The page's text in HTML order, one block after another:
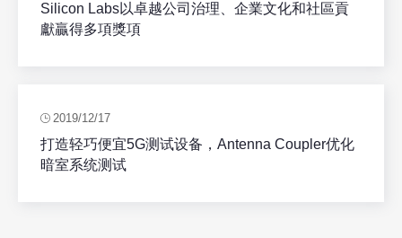
Silicon Labs以卓越公司治理、企業文化和社區貢
獻贏得多項獎項
2019/12/17
打造轻巧便宜5G测试设备，Antenna Coupler优化
暗室系统测试